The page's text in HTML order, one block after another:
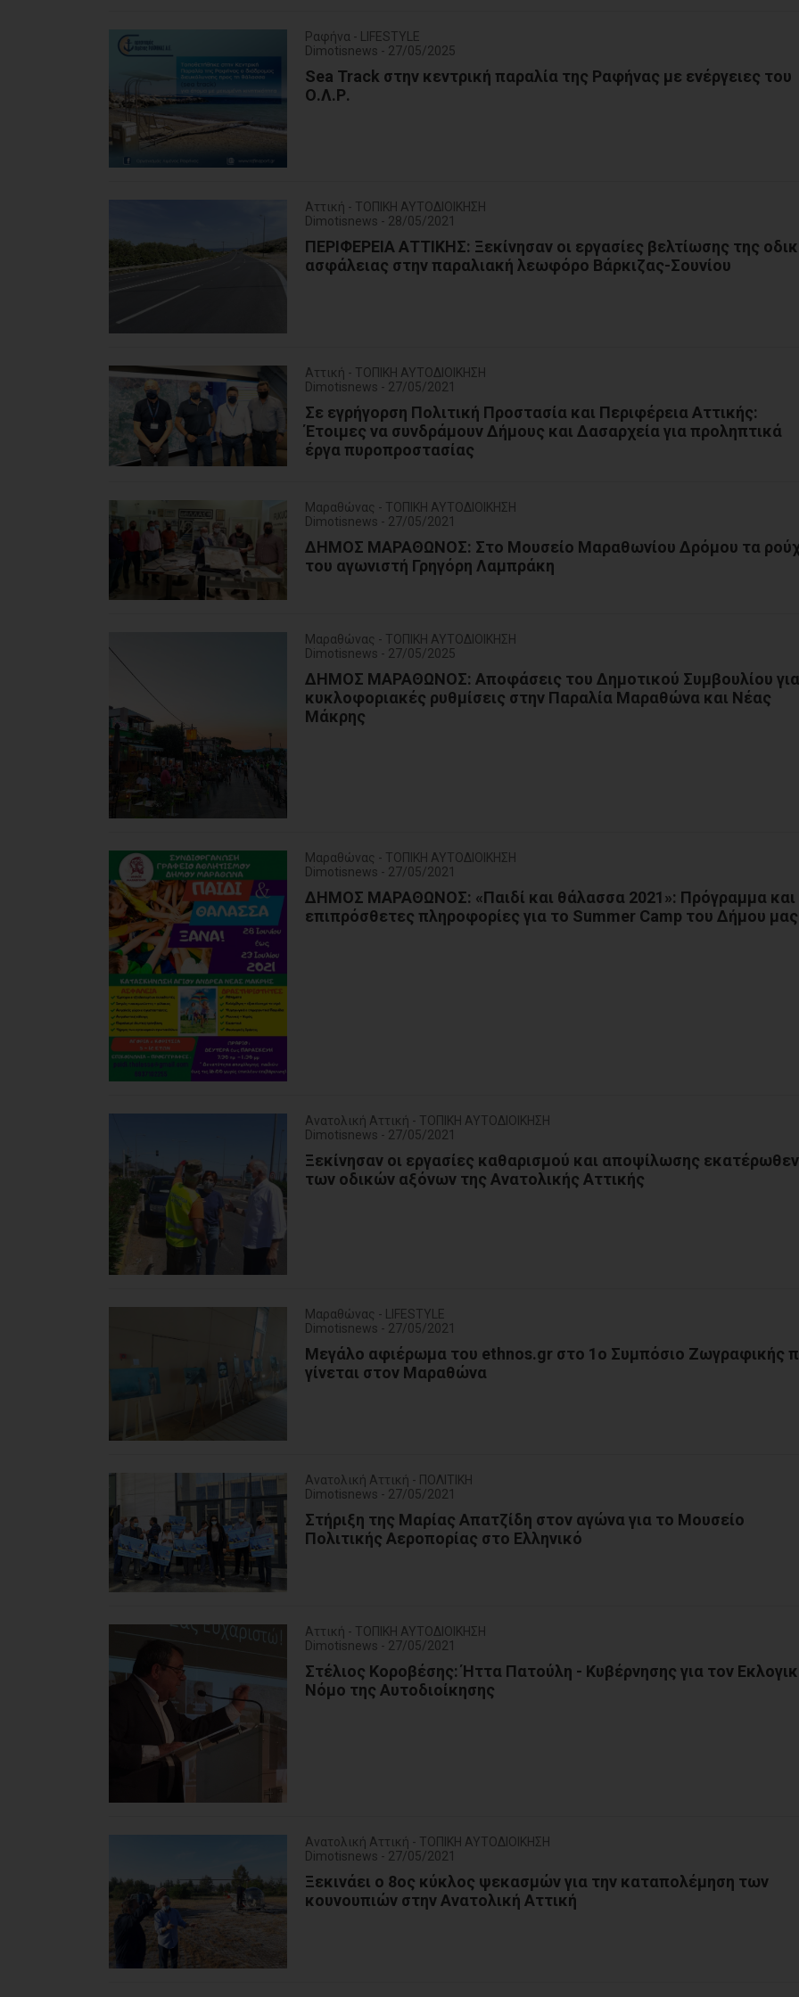
Ραφήνα - LIFESTYLE
Dimotisnews - 27/05/2025
Sea Track στην κεντρική παραλία της Ραφήνας με ενέργειες του
Ο.Λ.Ρ.
Αττική - ΤΟΠΙΚΗ ΑΥΤΟΔΙΟΙΚΗΣΗ
Dimotisnews - 28/05/2021
ΠΕΡΙΦΕΡΕΙΑ ΑΤΤΙΚΗΣ: Ξεκίνησαν οι εργασίες βελτίωσης της
ασφάλειας στην παραλιακή λεωφόρο Βάρκιζας-Σουνίου
Αττική - ΤΟΠΙΚΗ ΑΥΤΟΔΙΟΙΚΗΣΗ
Dimotisnews - 27/05/2021
Σε εγρήγορση Πολιτική Προστασία και Περιφέρεια Αττικής:
Έτοιμες να συνδράμουν Δήμους και Δασαρχεία για προληπτικά
έργα πυροπροστασίας
Μαραθώνας - ΤΟΠΙΚΗ ΑΥΤΟΔΙΟΙΚΗΣΗ
Dimotisnews - 27/05/2021
ΔΗΜΟΣ ΜΑΡΑΘΩΝΟΣ: Στο Μουσείο Μαραθωνίου Δρόμου τα
του αγωνιστή Γρηγόρη Λαμπράκη
Μαραθώνας - ΤΟΠΙΚΗ ΑΥΤΟΔΙΟΙΚΗΣΗ
Dimotisnews - 27/05/2025
ΔΗΜΟΣ ΜΑΡΑΘΩΝΟΣ: Αποφάσεις του Δημοτικού Συμβουλίου για
κυκλοφοριακές ρυθμίσεις στην Παραλία Μαραθώνα και Νέας
Μάκρης
Μαραθώνας - ΤΟΠΙΚΗ ΑΥΤΟΔΙΟΙΚΗΣΗ
Dimotisnews - 27/05/2021
ΔΗΜΟΣ ΜΑΡΑΘΩΝΟΣ: «Παιδί και θάλασσα 2021»: Πρόγραμμα και
επιπρόσθετες πληροφορίες για το Summer Camp του Δήμου μας
Ανατολική Αττική - ΤΟΠΙΚΗ ΑΥΤΟΔΙΟΙΚΗΣΗ
Dimotisnews - 27/05/2021
Ξεκίνησαν οι εργασίες καθαρισμού και αποψίλωσης εκατέρωθεν
των οδικών αξόνων της Ανατολικής Αττικής
Μαραθώνας - LIFESTYLE
Dimotisnews - 27/05/2021
Μεγάλο αφιέρωμα του ethnos.gr στο 1ο Συμπόσιο Ζωγραφικής
γίνεται στον Μαραθώνα
Ανατολική Αττική - ΠΟΛΙΤΙΚΗ
Dimotisnews - 27/05/2021
Στήριξη της Μαρίας Απατζίδη στον αγώνα για το Μουσείο
Πολιτικής Αεροπορίας στο Ελληνικό
Αττική - ΤΟΠΙΚΗ ΑΥΤΟΔΙΟΙΚΗΣΗ
Dimotisnews - 27/05/2021
Στέλιος Κοροβέσης: Ήττα Πατούλη - Κυβέρνησης για τον
Νόμο της Αυτοδιοίκησης
Ανατολική Αττική - ΤΟΠΙΚΗ ΑΥΤΟΔΙΟΙΚΗΣΗ
Dimotisnews - 27/05/2021
Ξεκινάει ο 8ος κύκλος ψεκασμών για την καταπολέμηση των
κουνουπιών στην Ανατολική Αττική